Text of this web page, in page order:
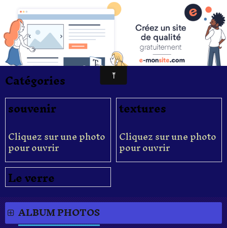
Pascal Henry "Mes photographies"
insolite
Catégories
souvenir
Cliquez sur une photo
pour ouvrir
textures
Cliquez sur une photo
pour ouvrir
Le verre
ALBUM PHOTOS